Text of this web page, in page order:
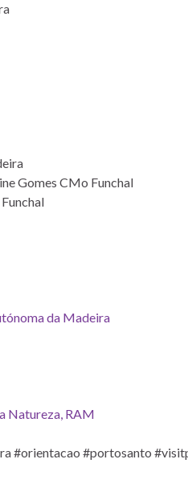
Gomes CMo Funchal
da Madeira
Natureza, RAM
#orientacao #portosanto